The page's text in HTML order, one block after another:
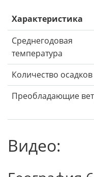
Характеристика
Среднегодовая
температура
Количество осадков
Преобладающие
Видео: